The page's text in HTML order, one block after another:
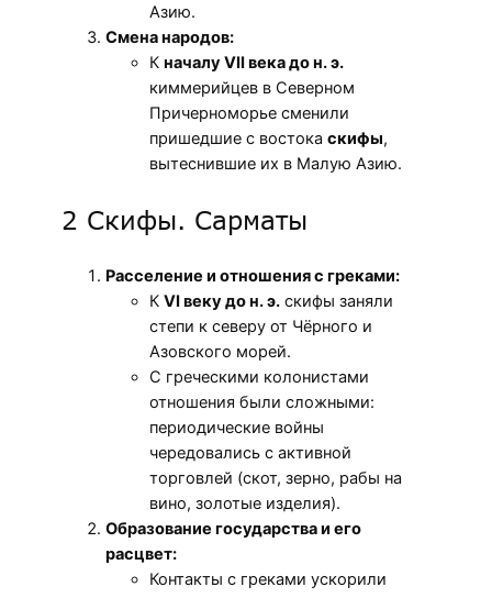
Азию.
Смена народов:
К началу VII века до н. э.
киммерийцев в Северном
Причерноморье сменили
пришедшие с востока скифы,
вытеснившие их в Малую Азию.
2 Скифы. Сарматы
Расселение и отношения с греками:
К VI веку до н. э. скифы заняли
степи к северу от Чёрного и
Азовского морей.
С греческими колонистами
отношения были сложными:
периодические войны
чередовались с активной
торговлей (скот, зерно, рабы на
вино, золотые изделия).
Образование государства и его
расцвет:
Контакты с греками ускорили